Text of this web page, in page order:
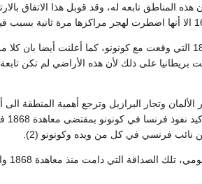
المناطق تابعه له، وقد قوبل هذا الاتفاق
بعد انتهاء الحرب السبعينية عادت فرنسا الى المنطقة وأعلنت سريان معاهدة 1868 التي وقعت
كونونو، تقع تحت النفوذ الفرنسي حسب معاهدة عام 1868 فاعترفت بريطانيا على ذلك
وتجار البرازيل وترجع أهمية المنطقة
وقد